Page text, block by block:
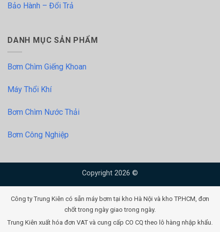
Bảo Hành – Đổi Trả
DANH MỤC SẢN PHẨM
Bơm Chìm Giếng Khoan
Máy Thổi Khí
Bơm Chìm Nước Thải
Bơm Công Nghiệp
Copyright 2026 ©
Công ty Trung Kiên có sẵn máy bơm tại kho Hà Nội và kho TP.HCM, đơn
chốt trong ngày giao trong ngày.
Trung Kiên xuất hóa đơn VAT và cung cấp CO CQ theo lô hàng nhập khẩu.